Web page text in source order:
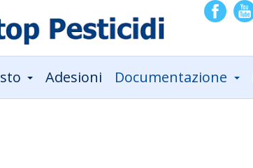
Adesioni Documentazione